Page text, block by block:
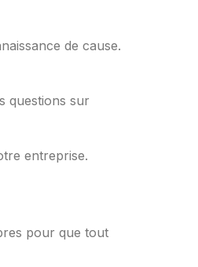
de cause.
questions sur
entreprise.
pour que tout